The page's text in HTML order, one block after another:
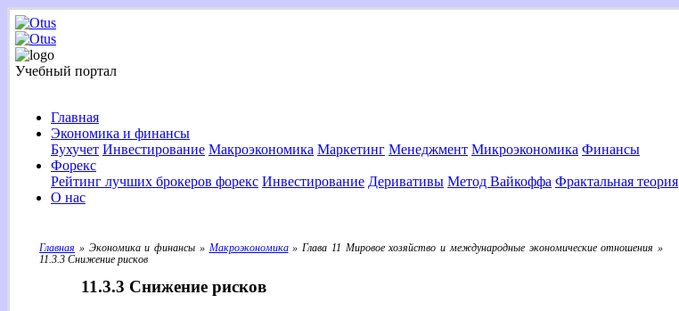
Учебный портал
Главная
Экономика и финансы
Бухучет Инвестирование Макроэкономика Маркетинг Менеджмент Микроэкономика Финансы
Форекс
Рейтинг лучших брокеров форекс Инвестирование Деривативы Метод Вайкоффа Фрактальная теория
О нас
Главная » Экономика и финансы » Макроэкономика» Глава 11 Мировое хозяйство и международные экономические отношения »
11.3.3 Снижение рисков
11.3.3 Снижение рисков